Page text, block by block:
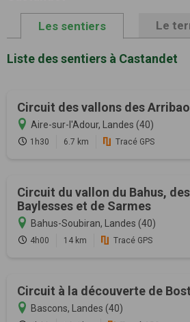
Les sentiers Le
Liste des sentiers à Castandet
Circuit des vallons des
Aire-sur-l'Adour, Landes (40)
1h30 6.7 km Tracé GPS
Circuit du vallon du Bahus,
Baylesses et de Sarmes
Bahus-Soubiran, Landes (40)
4h00 14 km Tracé GPS
Circuit à la découverte de
Bascons, Landes (40)